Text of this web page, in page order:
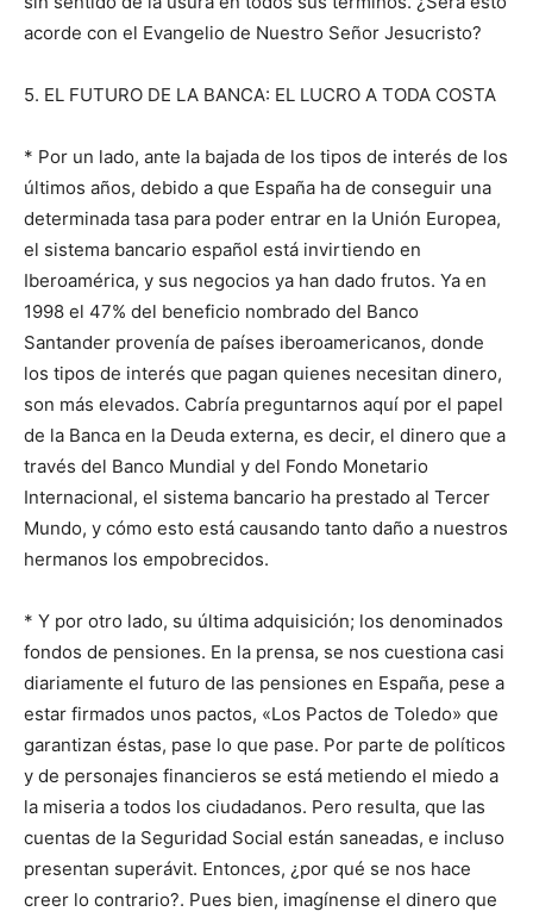
acorde con el Evangelio de Nuestro Señor Jesucristo?
5. EL FUTURO DE LA BANCA: EL LUCRO A TODA COSTA
* Por un lado, ante la bajada de los tipos de interés de los
últimos años, debido a que España ha de conseguir una
determinada tasa para poder entrar en la Unión Europea,
el sistema bancario español está invirtiendo en
Iberoamérica, y sus negocios ya han dado frutos. Ya en
1998 el 47% del beneficio nombrado del Banco
Santander provenía de países iberoamericanos, donde
los tipos de interés que pagan quienes necesitan dinero,
son más elevados. Cabría preguntarnos aquí por el papel
de la Banca en la Deuda externa, es decir, el dinero que a
través del Banco Mundial y del Fondo Monetario
Internacional, el sistema bancario ha prestado al Tercer
Mundo, y cómo esto está causando tanto daño a nuestros
hermanos los empobrecidos.
* Y por otro lado, su última adquisición; los denominados
fondos de pensiones. En la prensa, se nos cuestiona casi
diariamente el futuro de las pensiones en España, pese a
estar firmados unos pactos, «Los Pactos de Toledo» que
garantizan éstas, pase lo que pase. Por parte de políticos
y de personajes financieros se está metiendo el miedo a
la miseria a todos los ciudadanos. Pero resulta, que las
cuentas de la Seguridad Social están saneadas, e incluso
presentan superávit. Entonces, ¿por qué se nos hace
creer lo contrario?. Pues bien, imagínense el dinero que